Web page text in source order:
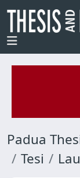
Padua
Tesi